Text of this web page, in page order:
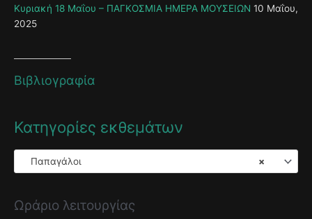
Κυριακή 18 Μαΐου – ΠΑΓΚΟΣΜΙΑ ΗΜΕΡΑ ΜΟΥΣΕΙΩΝ 10 Μαΐου,
2025
Βιβλιογραφία
Κατηγορίες εκθεμάτων
×
Παπαγάλοι
Ωράριο λειτουργίας